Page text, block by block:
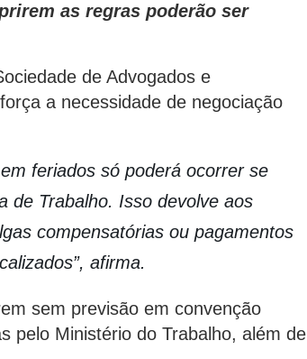
as regras poderão ser
de Advogados e
a necessidade de negociação
feriados só poderá ocorrer se
de Trabalho. Isso devolve aos
compensatórias ou pagamentos
afirma.
sem previsão em convenção
pelo Ministério do Trabalho, além de